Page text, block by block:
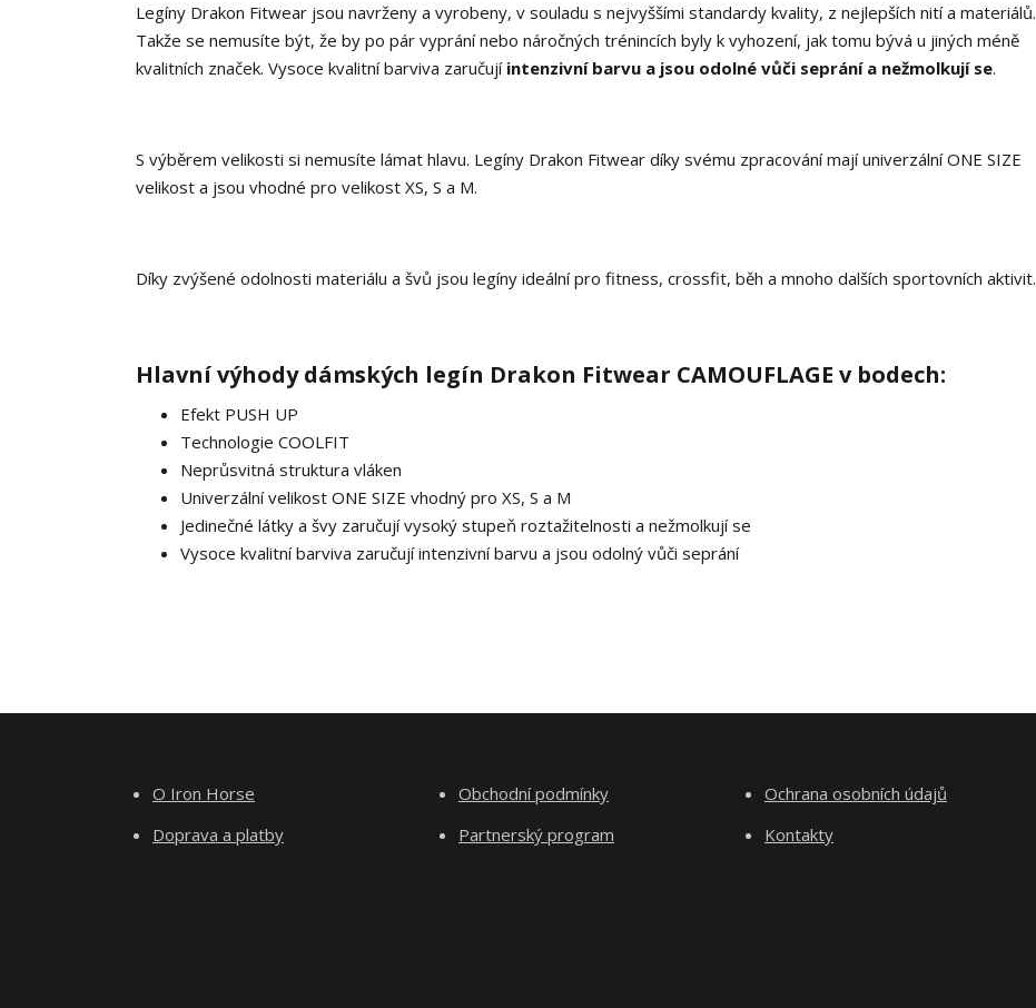
Legíny Drakon Fitwear jsou navrženy a vyrobeny, v souladu s nejvyššími standardy kvality, z nejlepších nití a materiálů.
Takže se nemusíte být, že by po pár vyprání nebo náročných trénincích byly k vyhození, jak tomu bývá u jiných méně
kvalitních značek. Vysoce kvalitní barviva zaručují intenzivní barvu a jsou odolné vůči seprání a nežmolkují se.
S výběrem velikosti si nemusíte lámat hlavu. Legíny Drakon Fitwear díky svému zpracování mají univerzální ONE SIZE
velikost a jsou vhodné pro velikost XS, S a M.
Díky zvýšené odolnosti materiálu a švů jsou legíny ideální pro fitness, crossfit, běh a mnoho dalších sportovních aktivit.
Hlavní výhody dámských legín Drakon Fitwear CAMOUFLAGE v bodech:
Efekt PUSH UP
Technologie COOLFIT
Neprůsvitná struktura vláken
Univerzální velikost ONE SIZE vhodný pro XS, S a M
Jedinečné látky a švy zaručují vysoký stupeň roztažitelnosti a nežmolkují se
Vysoce kvalitní barviva zaručují intenzivní barvu a jsou odolný vůči seprání
O Iron Horse
Doprava a platby
Obchodní podmínky
Partnerský program
Ochrana osobních údajů
Kontakty